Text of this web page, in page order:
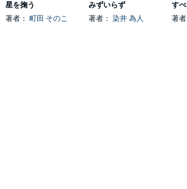
星を掬う
著者： 町田 そのこ
みずいらず
著者： 染井 為人 著